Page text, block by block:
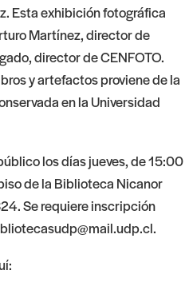
Esta exhibición fotográfica
Martínez, director de
director de CENFOTO.
y artefactos proviene de la
en la Universidad
los días jueves, de 15:00
de la Biblioteca Nicanor
Se requiere inscripción
.